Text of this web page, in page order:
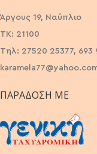
Άργους 19, Ναύπλιο
ΤΚ: 21100
Τηλ: 27520 25377, 693
ΠΑΡΆΔΟΣΗ ΜΕ